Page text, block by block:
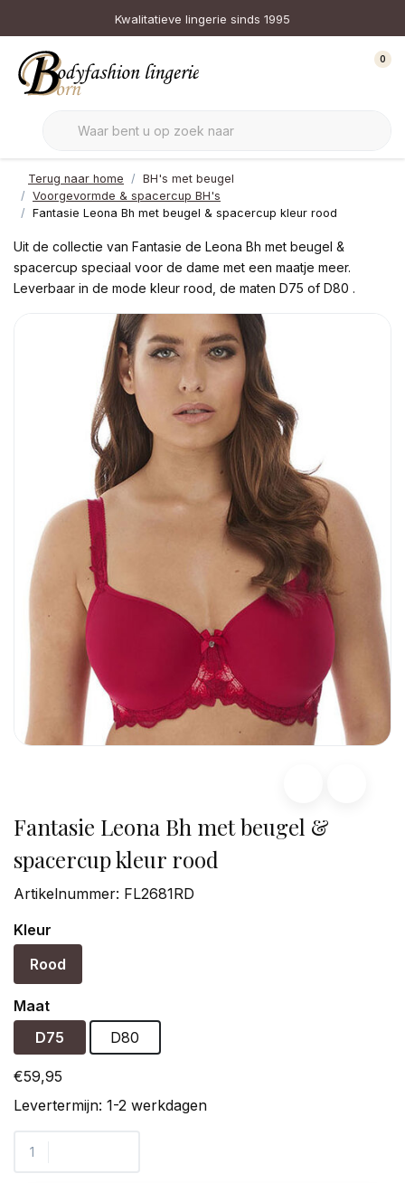
Kwalitatieve lingerie sinds 1995
0
Terug naar home
BH's met beugel
Voorgevormde & spacercup BH's
Fantasie Leona Bh met beugel & spacercup kleur rood
Uit de collectie van Fantasie de Leona Bh met beugel &
spacercup speciaal voor de dame met een maatje meer.
Leverbaar in de mode kleur rood, de maten D75 of D80 .
Fantasie Leona Bh met beugel &
spacercup kleur rood
Artikelnummer: FL2681RD
Kleur
Rood
Maat
D75
D80
€59,95
Levertermijn: 1-2 werkdagen